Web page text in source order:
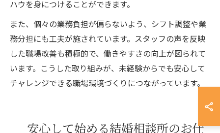
ハウを身につけることができます。
また、個々の業務負担が偏らないよう、シフト調整や業
務分担にも工夫が施されています。スタッフの声を反映
した職場改善も積極的で、働きやすさの向上が図られて
います。こうした取り組みが、未経験からでも安心して
チャレンジできる職場環境づくりにつながっています。
安心して始める結婚相談所のお仕